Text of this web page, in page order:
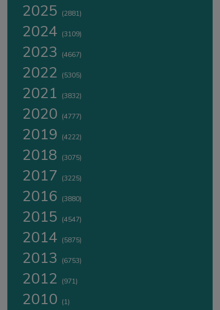
2025 (2881)
2024 (3109)
2023 (4667)
2022 (5305)
2021 (3832)
2020 (4777)
2019 (4222)
2018 (3075)
2017 (3225)
2016 (3880)
2015 (4547)
2014 (5875)
2013 (6753)
2012 (971)
2010 (1)